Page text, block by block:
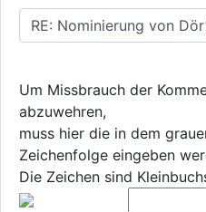
Um Missbrauch der
abzuwehren,
muss hier die in dem
Zeichenfolge eingeben
Die Zeichen sind